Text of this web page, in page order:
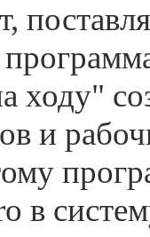
ходу"
и
в